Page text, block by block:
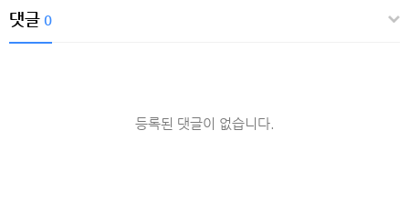
댓글 0
등록된 댓글이 없습니다.